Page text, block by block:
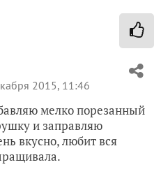
2015, 11:46
мелко порезанный
и заправляю
вкусно, любит вся